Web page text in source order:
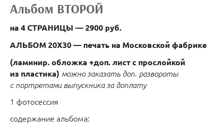
Альбом ВТОРОЙ
на 4 СТРАНИЦЫ — 2900 руб.
АЛЬБОМ 20Х30 — печать на Московской фабрике
(ламинир. обложка +доп. лист с прослойкой
из пластика) можно заказать доп. развороты
с портретами выпускника за доплату
1 фотосессия
содержание альбома: